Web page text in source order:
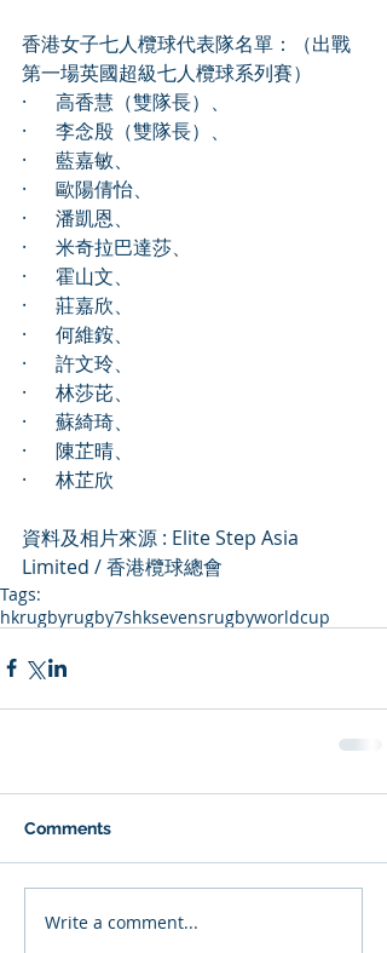
香港女子七人欖球代表隊名單：（出戰
第一場英國超級七人欖球系列賽）
·      高香慧（雙隊長）、
·      李念殷（雙隊長）、
·      藍嘉敏、
·      歐陽倩怡、
·      潘凱恩、
·      米奇拉巴達莎、
·      霍山文、
·      莊嘉欣、
·      何維銨、
·      許文玲、
·      林莎芘、
·      蘇綺琦、
·      陳芷晴、
·      林芷欣
資料及相片來源 : Elite Step Asia
Limited / 香港欖球總會
Tags:
hkrugbyrugby7shksevensrugbyworldcup
Comments
Write a comment...